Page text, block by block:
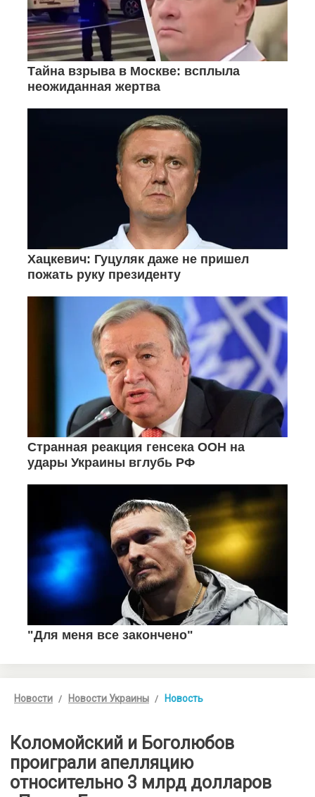
Новости Новости Украины Новость
Коломойский и Боголюбов
проиграли апелляцию
относительно 3 млрд долларов